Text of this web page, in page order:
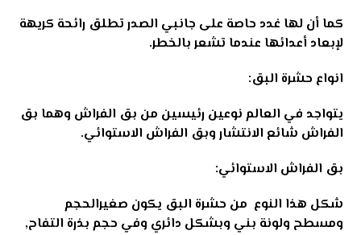
كما أن لها غدد حاصة على جانبي الصدر تطلق رائحة كريهة
لإبعاد أعدائها عندما تشعر بالخطر.
انواع حشرة البق:
يتواجد في العالم نوعين رئيسين من بق الفراش وهما بق
الفراش شائع الانتشار وبق الفراش الاستوائي.
بق الفراش الاستوائي:
شكل هذا النوع من حشرة البق يكون صغيرالحجم
ومسطح ولونة بني وبشكل دائري وفي حجم بذرة التفاح,